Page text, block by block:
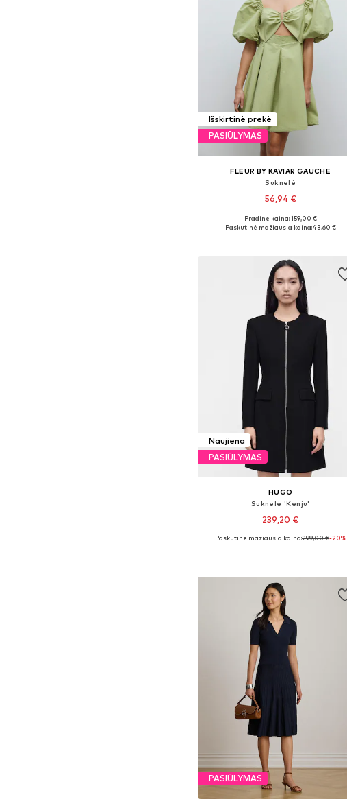
Išskirtinė prekė
PASIŪLYMAS
FLEUR BY KAVIAR GAUCHE
Suknelė
56,94 €
Galimi dydžiai: 34, 36, 38, 40, 42, 44
Pradinė kaina: 159,00 €
Paskutinė mažiausia kaina:43,60 €
Naujiena
PASIŪLYMAS
HUGO
Suknelė 'Kenju'
239,20 €
Galimi dydžiai: 34, 36, 38, 40, 42, 44
Paskutinė mažiausia kaina:299,00 €-20%
PASIŪLYMAS